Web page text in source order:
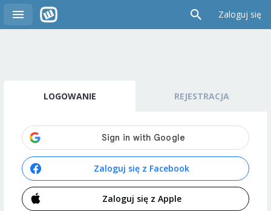
Zaloguj się
LOGOWANIE REJESTRACJA
Zaloguj się z Facebook
Zaloguj się z Apple